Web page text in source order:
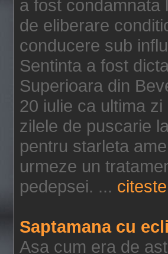
a fost condamnata
de eliberare
conducere sub
Sentinta a fost
Superioara din
20 iulie ca ultima
zilele de puscarie
pentru starleta
urmeze un
pedepsei. ...
Saptamana cu
Asa cum era de